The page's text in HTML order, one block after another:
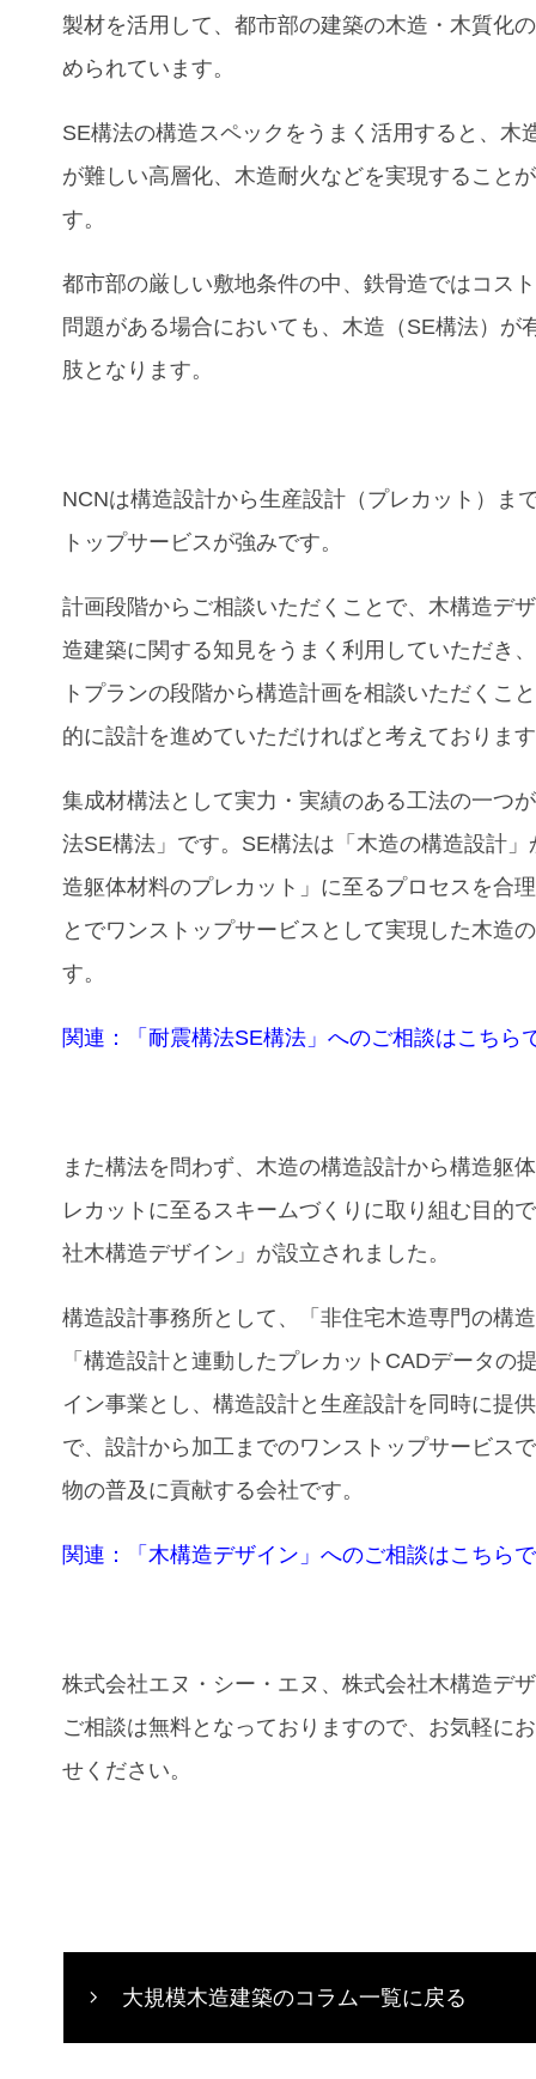
製材を活用して、都市部の建築の木造・木質化
められています。
SE構法の構造スペックをうまく活用すると、木
が難しい高層化、木造耐火などを実現すること
す。
都市部の厳しい敷地条件の中、鉄骨造ではコス
問題がある場合においても、木造（SE構法）が
肢となります。
NCNは構造設計から生産設計（プレカット）ま
トップサービスが強みです。
計画段階からご相談いただくことで、木構造デ
造建築に関する知見をうまく利用していただき
トプランの段階から構造計画を相談いただくこ
的に設計を進めていただければと考えておりま
集成材構法として実力・実績のある工法の一つ
法SE構法」です。SE構法は「木造の構造設計」
造躯体材料のプレカット」に至るプロセスを合
とでワンストップサービスとして実現した木造
す。
関連：「耐震構法SE構法」へのご相談はこちら
また構法を問わず、木造の構造設計から構造躯
レカットに至るスキームづくりに取り組む目的
社木構造デザイン」が設立されました。
構造設計事務所として、「⾮住宅⽊造専⾨の構
「構造設計と連動したプレカットCADデータの
イン事業とし、構造設計と⽣産設計を同時に提
で、設計から加工までのワンストップサービス
物の普及に貢献する会社です。
関連：「木構造デザイン」へのご相談はこちら
株式会社エヌ・シー・エヌ、株式会社木構造デ
ご相談は無料となっておりますので、お気軽に
せください。
大規模木造建築のコラム一覧に戻る